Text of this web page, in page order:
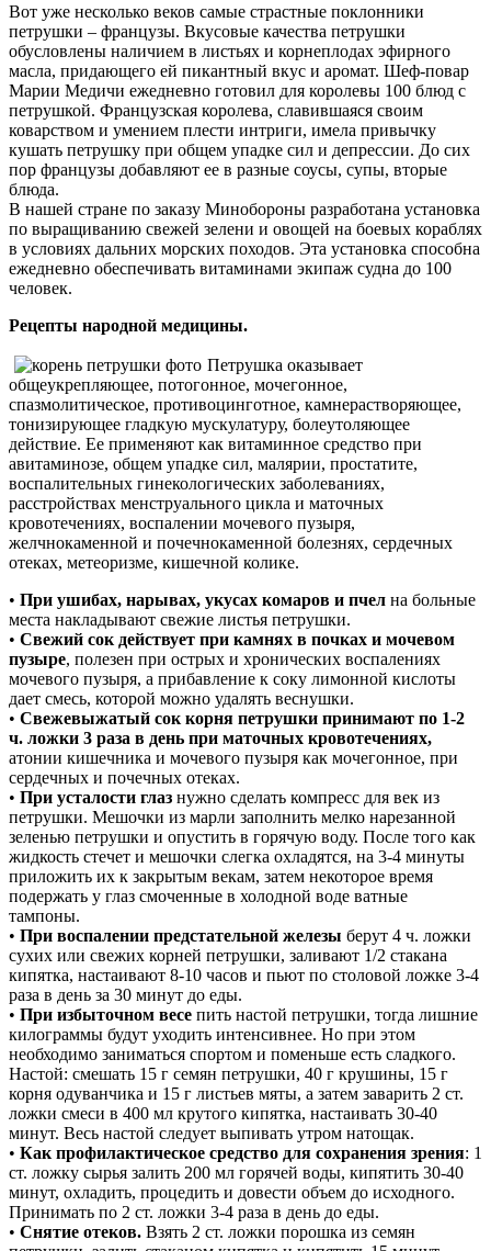
Вот уже несколько веков самые страстные поклонники
петрушки – французы. Вкусовые качества петрушки
обусловлены наличием в листьях и корнеплодах эфирного
масла, придающего ей пикантный вкус и аромат. Шеф-повар
Марии Медичи ежедневно готовил для королевы 100 блюд с
петрушкой. Французская королева, славившаяся своим
коварством и умением плести интриги, имела привычку
кушать петрушку при общем упадке сил и депрессии. До сих
пор французы добавляют ее в разные соусы, супы, вторые
блюда.
В нашей стране по заказу Минобороны разработана установка
по выращиванию свежей зелени и овощей на боевых кораблях
в условиях дальних морских походов. Эта установка способна
ежедневно обеспечивать витаминами экипаж судна до 100
человек.
Рецепты народной медицины.
Петрушка оказывает
общеукрепляющее, потогонное, мочегонное,
спазмолитическое, противоцинготное, камнерастворяющее,
тонизирующее гладкую мускулатуру, болеутоляющее
действие. Ее применяют как витаминное средство при
авитаминозе, общем упадке сил, малярии, простатите,
воспалительных гинекологических заболеваниях,
расстройствах менструального цикла и маточных
кровотечениях, воспалении мочевого пузыря,
желчнокаменной и почечнокаменной болезнях, сердечных
отеках, метеоризме, кишечной колике.
• При ушибах, нарывах, укусах комаров и пчел на больные
места накладывают свежие листья петрушки.
• Свежий сок действует при камнях в почках и мочевом
пузыре, полезен при острых и хронических воспалениях
мочевого пузыря, а прибавление к соку лимонной кислоты
дает смесь, которой можно удалять веснушки.
• Свежевыжатый сок корня петрушки принимают по 1-2
ч. ложки 3 раза в день при маточных кровотечениях,
атонии кишечника и мочевого пузыря как мочегонное, при
сердечных и почечных отеках.
• При усталости глаз нужно сделать компресс для век из
петрушки. Мешочки из марли заполнить мелко нарезанной
зеленью петрушки и опустить в горячую воду. После того как
жидкость стечет и мешочки слегка охладятся, на 3-4 минуты
приложить их к закрытым векам, затем некоторое время
подержать у глаз смоченные в холодной воде ватные
тампоны.
• При воспалении предстательной железы берут 4 ч. ложки
сухих или свежих корней петрушки, заливают 1/2 стакана
кипятка, настаивают 8-10 часов и пьют по столовой ложке 3-4
раза в день за 30 минут до еды.
• При избыточном весе пить настой петрушки, тогда лишние
килограммы будут уходить интенсивнее. Но при этом
необходимо заниматься спортом и поменьше есть сладкого.
Настой: смешать 15 г семян петрушки, 40 г крушины, 15 г
корня одуванчика и 15 г листьев мяты, а затем заварить 2 ст.
ложки смеси в 400 мл крутого кипятка, настаивать 30-40
минут. Весь настой следует выпивать утром натощак.
• Как профилактическое средство для сохранения зрения: 1
ст. ложку сырья залить 200 мл горячей воды, кипятить 30-40
минут, охладить, процедить и довести объем до исходного.
Принимать по 2 ст. ложки 3-4 раза в день до еды.
• Снятие отеков. Взять 2 ст. ложки порошка из семян